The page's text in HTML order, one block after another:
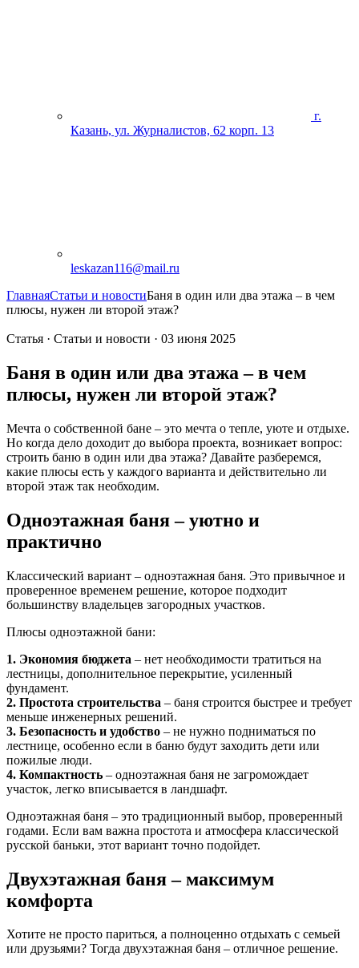
г.
Казань, ул. Журналистов, 62 корп. 13
leskazan116@mail.ru
ГлавнаяСтатьи и новостиБаня в один или два этажа – в чем
плюсы, нужен ли второй этаж?
Статья · Статьи и новости · 03 июня 2025
Баня в один или два этажа – в чем
плюсы, нужен ли второй этаж?
Мечта о собственной бане – это мечта о тепле, уюте и отдыхе.
Но когда дело доходит до выбора проекта, возникает вопрос:
строить баню в один или два этажа? Давайте разберемся,
какие плюсы есть у каждого варианта и действительно ли
второй этаж так необходим.
Одноэтажная баня – уютно и
практично
Классический вариант – одноэтажная баня. Это привычное и
проверенное временем решение, которое подходит
большинству владельцев загородных участков.
Плюсы одноэтажной бани:
1. Экономия бюджета – нет необходимости тратиться на
лестницы, дополнительное перекрытие, усиленный
фундамент.
2. Простота строительства – баня строится быстрее и требует
меньше инженерных решений.
3. Безопасность и удобство – не нужно подниматься по
лестнице, особенно если в баню будут заходить дети или
пожилые люди.
4. Компактность – одноэтажная баня не загромождает
участок, легко вписывается в ландшафт.
Одноэтажная баня – это традиционный выбор, проверенный
годами. Если вам важна простота и атмосфера классической
русской баньки, этот вариант точно подойдет.
Двухэтажная баня – максимум
комфорта
Хотите не просто париться, а полноценно отдыхать с семьей
или друзьями? Тогда двухэтажная баня – отличное решение.